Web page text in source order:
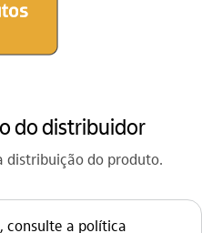
do distribuidor
distribuição do produto.
consulte a política